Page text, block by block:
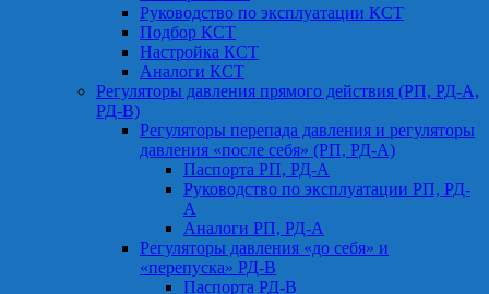
Руководство по эксплуатации КСТ
Подбор КСТ
Настройка КСТ
Аналоги КСТ
Регуляторы давления прямого действия (РП, РД-А,
РД-В)
Регуляторы перепада давления и регуляторы
давления «после себя» (РП, РД-А)
Паспорта РП, РД-А
Руководство по эксплуатации РП, РД-
А
Аналоги РП, РД-А
Регуляторы давления «до себя» и
«перепуска» РД-В
Паспорта РД-В